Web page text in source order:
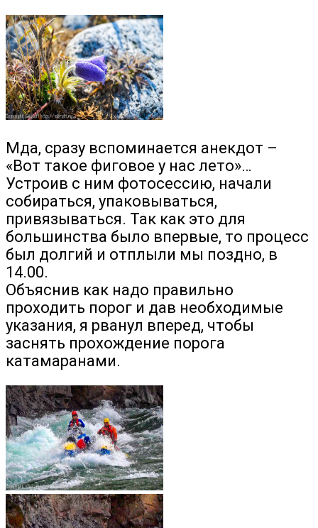
Мда, сразу вспоминается анекдот –
«Вот такое фиговое у нас лето»…
Устроив с ним фотосессию, начали
собираться, упаковываться,
привязываться. Так как это для
большинства было впервые, то процесс
был долгий и отплыли мы поздно, в
14.00.
Объяснив как надо правильно
проходить порог и дав необходимые
указания, я рванул вперед, чтобы
заснять прохождение порога
катамаранами.